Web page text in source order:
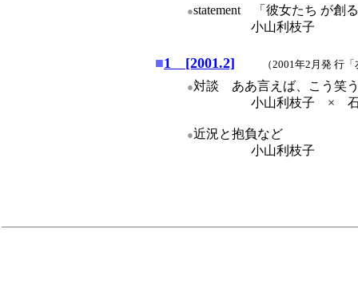
●statement 「彼女たち が創
小山利枝子
■1 [2001.2]
（2001年2月発 行
●対談 ああ言えば、こう笑
小山利枝子 × 石
●近況と抱負など
小山利枝子